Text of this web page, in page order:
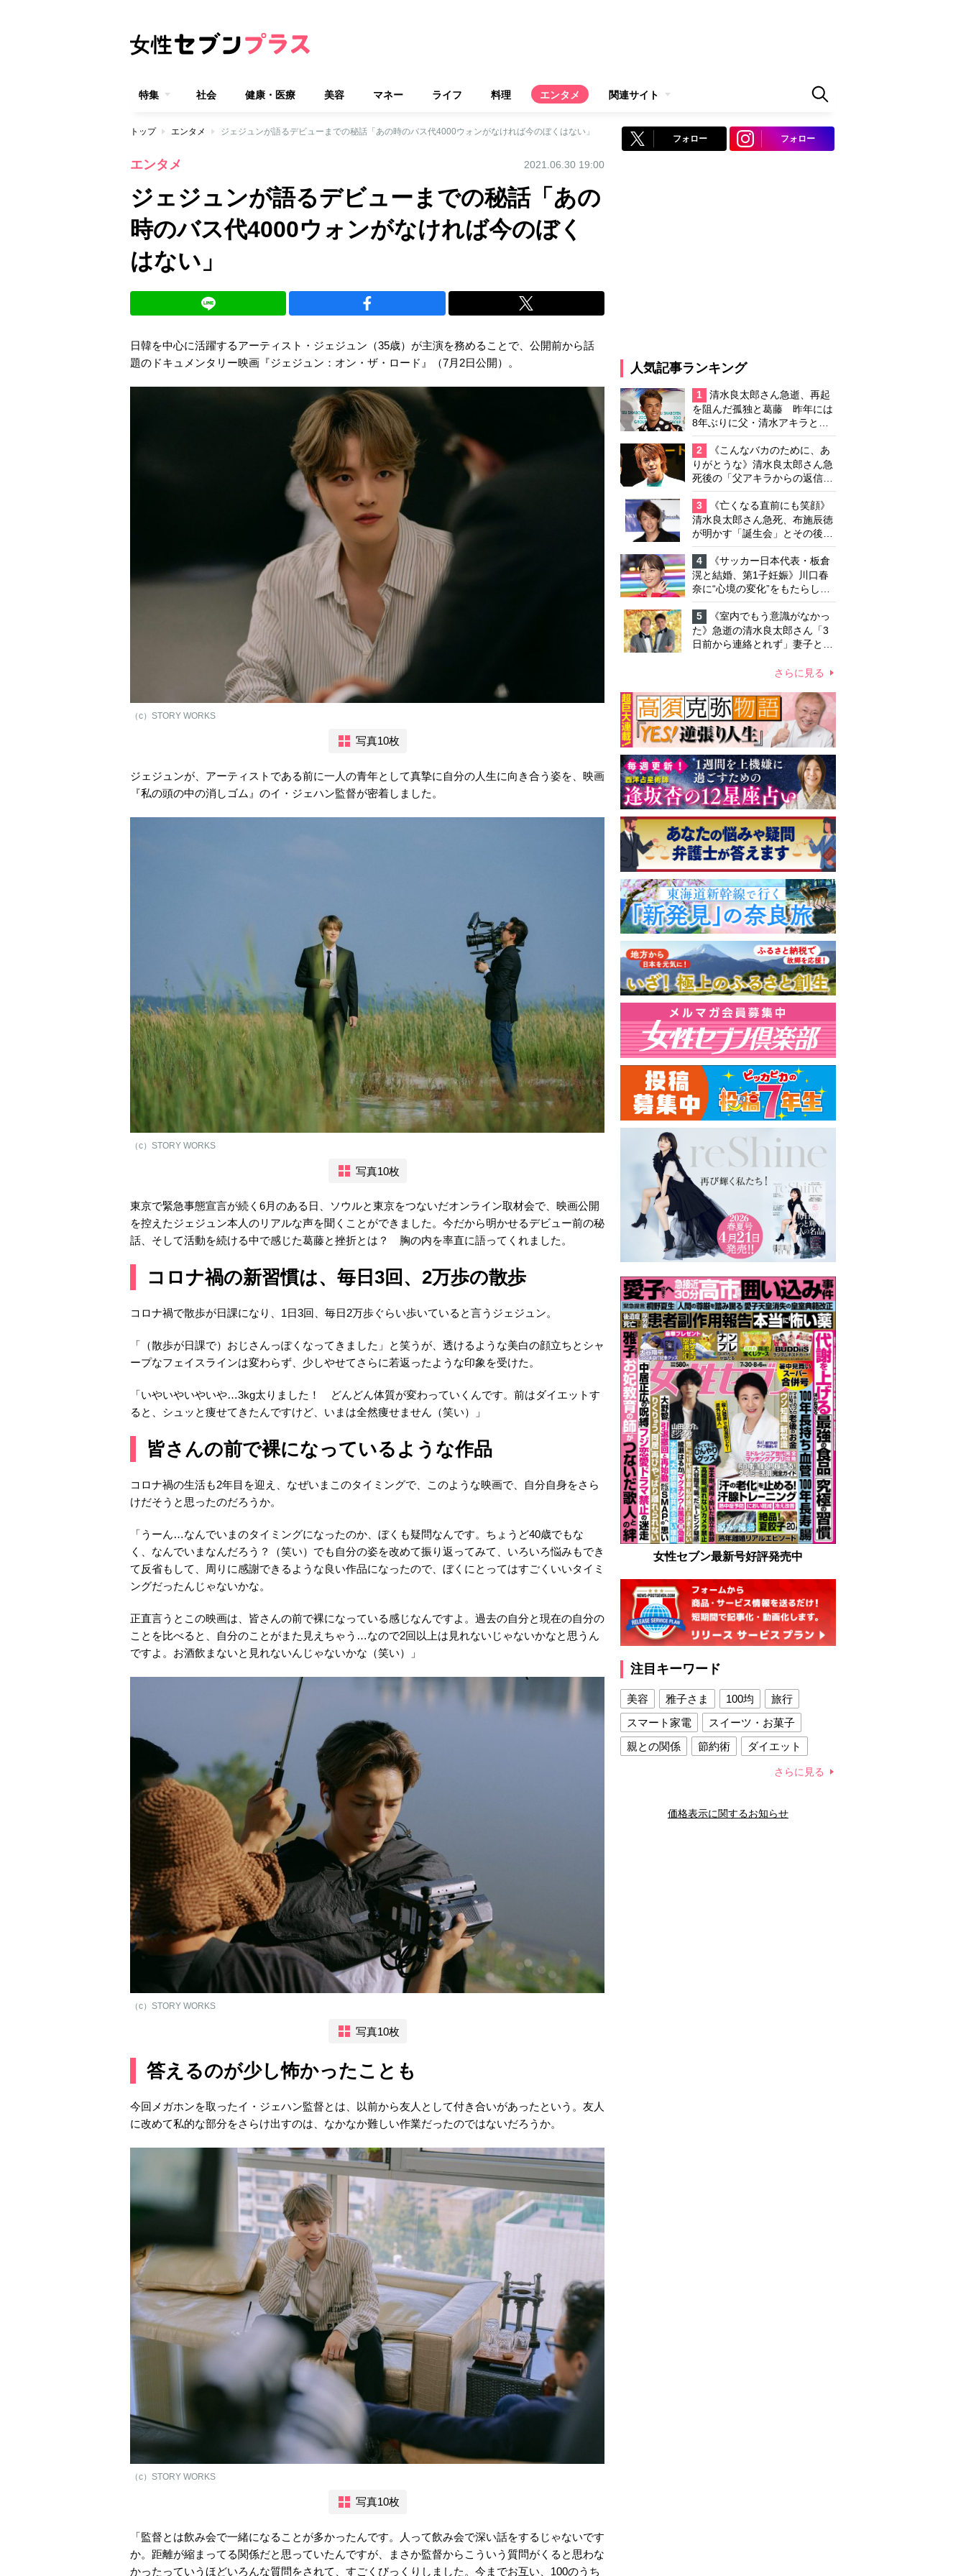
特集 社会 健康・医療 美容 マネー ライフ 料理 エンタメ 関連サイト
トップ エンタメ ジェジュンが語るデビューまでの秘話「あの時のバス代4000ウォンがなければ今のぼくはない」
エンタメ 2021.06.30 19:00
ジェジュンが語るデビューまでの秘話「あの
時のバス代4000ウォンがなければ今のぼく
はない」
日韓を中心に活躍するアーティスト・ジェジュン（35歳）が主演を務めることで、公開前から話
題のドキュメンタリー映画『ジェジュン：オン・ザ・ロード』（7月2日公開）。
（c）STORY WORKS
写真10枚
ジェジュンが、アーティストである前に一人の青年として真摯に自分の人生に向き合う姿を、映画
『私の頭の中の消しゴム』のイ・ジェハン監督が密着しました。
（c）STORY WORKS
写真10枚
東京で緊急事態宣言が続く6月のある日、ソウルと東京をつないだオンライン取材会で、映画公開
を控えたジェジュン本人のリアルな声を聞くことができました。今だから明かせるデビュー前の秘
話、そして活動を続ける中で感じた葛藤と挫折とは？ 胸の内を率直に語ってくれました。
コロナ禍の新習慣は、毎日3回、2万歩の散歩
コロナ禍で散歩が日課になり、1日3回、毎日2万歩ぐらい歩いていると言うジェジュン。
「（散歩が日課で）おじさんっぽくなってきました」と笑うが、透けるような美白の顔立ちとシャ
ープなフェイスラインは変わらず、少しやせてさらに若返ったような印象を受けた。
「いやいやいやいや…3kg太りました！ どんどん体質が変わっていくんです。前はダイエットす
ると、シュッと痩せてきたんですけど、いまは全然痩せません（笑い）」
皆さんの前で裸になっているような作品
コロナ禍の生活も2年目を迎え、なぜいまこのタイミングで、このような映画で、自分自身をさら
けだそうと思ったのだろうか。
「うーん…なんでいまのタイミングになったのか、ぼくも疑問なんです。ちょうど40歳でもな
く、なんでいまなんだろう？（笑い）でも自分の姿を改めて振り返ってみて、いろいろ悩みもでき
て反省もして、周りに感謝できるような良い作品になったので、ぼくにとってはすごくいいタイミ
ングだったんじゃないかな。
正直言うとこの映画は、皆さんの前で裸になっている感じなんですよ。過去の自分と現在の自分の
ことを比べると、自分のことがまた見えちゃう…なので2回以上は見れないじゃないかなと思うん
ですよ。お酒飲まないと見れないんじゃないかな（笑い）」
（c）STORY WORKS
写真10枚
答えるのが少し怖かったことも
今回メガホンを取ったイ・ジェハン監督とは、以前から友人として付き合いがあったという。友人
に改めて私的な部分をさらけ出すのは、なかなか難しい作業だったのではないだろうか。
（c）STORY WORKS
写真10枚
「監督とは飲み会で一緒になることが多かったんです。人って飲み会で深い話をするじゃないです
か。距離が縮まってる関係だと思っていたんですが、まさか監督からこういう質問がくると思わな
かったっていうほどいろんな質問をされて、すごくびっくりしました。今までお互い、100のうち
フォロー フォロー
人気記事ランキング
1
清水良太郎さん急逝、再起
を阻んだ孤独と葛藤 昨年には
8年ぶりに父・清水アキラと共
演、本格的な活動再開に向かっ
ていたが…周囲が懸念していた
「不安定なところ」
2
《こんなバカのために、あ
りがとうな》清水良太郎さん急
死後の「父アキラからの返信」
布施辰徳が涙で明かす「順番が
違う」
3
《亡くなる直前にも笑顔》
清水良太郎さん急死、布施辰徳
が明かす「誕生会」とその後の
メッセージ
4
《サッカー日本代表・板倉
滉と結婚、第1子妊娠》川口春
奈に“心境の変化”をもたらした
主演映画『ママせか』 身を削
って「がんに蝕まれる母」を演
じた壮絶な撮影現場
5
《室内でもう意識がなかっ
た》急逝の清水良太郎さん「3
日前から連絡とれず」妻子とは
さらに見る
女性セブン最新号好評発売中
注目キーワード
美容 雅子さま 100均
旅行
スマート家電
スイーツ・お菓子
親との関係
節約術
ダイエット
夫との関係
新津春子 どか食い
さらに見る
価格表示に関するお知らせ